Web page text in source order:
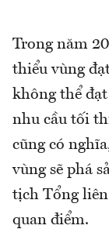
Trong năm
thiểu vùng
không thể
nhu cầu tối
cũng có
vùng sẽ phá
tịch Tổng
quan điểm.